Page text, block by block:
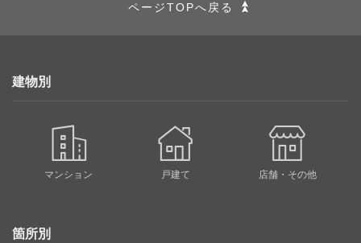
ページTOPへ戻る
建物別
マンション 戸建て 店舗・その他
箇所別